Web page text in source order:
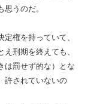
うのだ。
権を持っていて、
刑期を終えても、
は罰せず的な）とな
許されていないの